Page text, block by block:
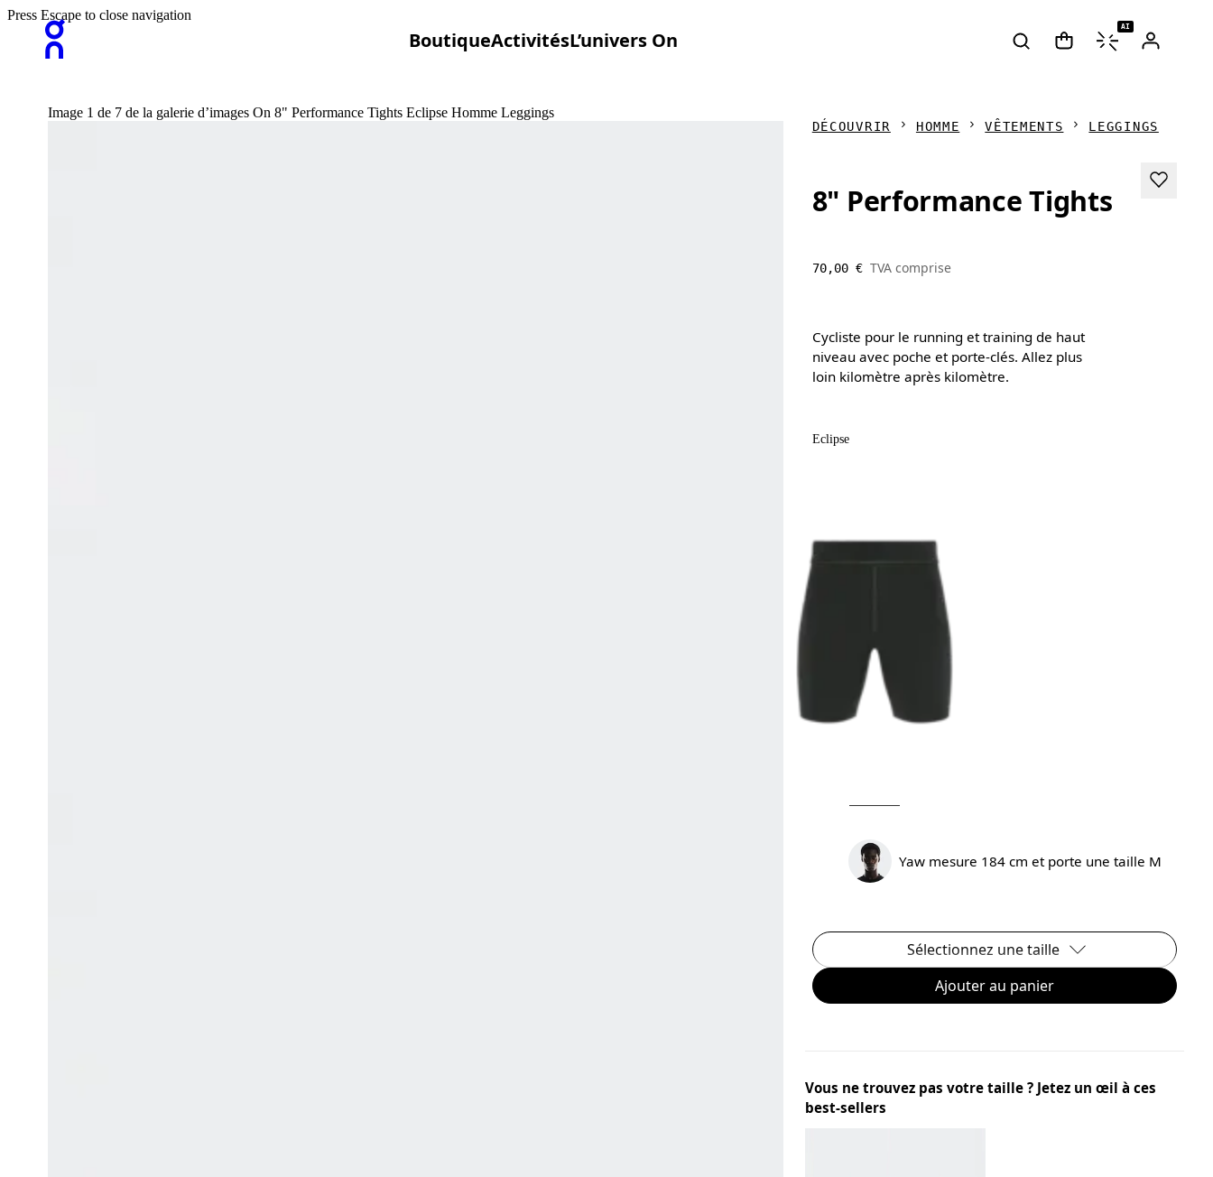
BoutiqueActivitésL’univers On
AI
Press Escape to close navigation
Image 1 de 7 de la galerie d’images On 8" Performance Tights Eclipse Homme Leggings
DÉCOUVRIR HOMME VÊTEMENTS LEGGINGS
8" Performance Tights
70,00 € TVA comprise
Cycliste pour le running et training de haut
niveau avec poche et porte-clés. Allez plus
loin kilomètre après kilomètre.
Eclipse
Yaw mesure 184 cm et porte une taille M
Sélectionnez une taille
Ajouter au panier
Vous ne trouvez pas votre taille ? Jetez un œil à ces
best-sellers